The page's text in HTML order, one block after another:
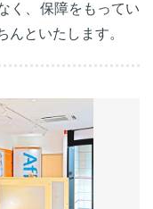
く、保障をもってい
んといたします。